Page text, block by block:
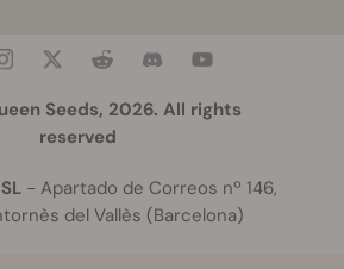
Seeds, 2026. All rights
reserved
- Apartado de Correos nº 146,
del Vallès (Barcelona)